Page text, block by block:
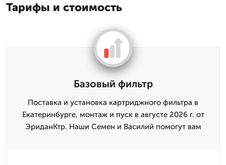
Тарифы и стоимость
Базовый фильтр
Поставка и установка картриджного фильтра в
Екатеринбурге, монтаж и пуск в августе 2026 г. от
ЭриданКтр. Наши Семен и Василий помогут вам